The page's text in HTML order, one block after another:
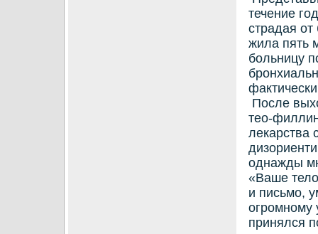
течение
страдая
жила пять
больницу
После
тео-
лекарства
однажды
«Ваше
и письмо,
огромному
принялся